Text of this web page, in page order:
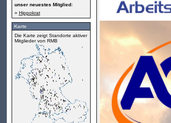
unser neuestes Mitglied:
» Hippokrat
Karte
Die Karte zeigt Standorte aktiver
Mitglieder von RMB